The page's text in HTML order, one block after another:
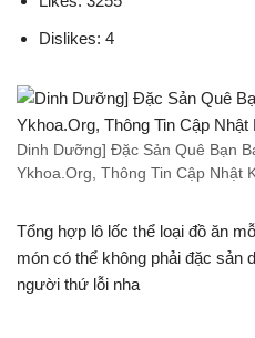
Dislikes: 4
Dinh Dưỡng] Đặc Sản Quê Bạn
Ykhoa.Org, Thông Tin Cập Nhật
Tổng hợp lô lốc thể loại đồ ăn
món có thể không phải đặc sản
người thứ lỗi nha